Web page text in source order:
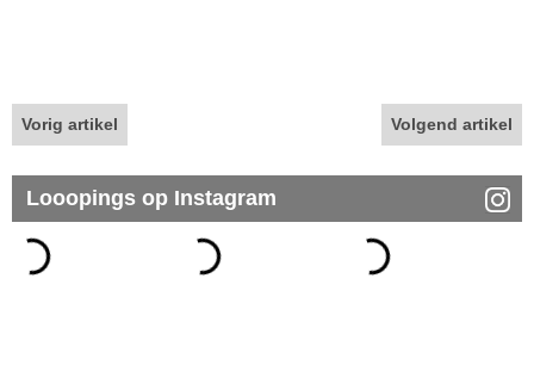
Vorig artikel Volgend artikel
Looopings op Instagram